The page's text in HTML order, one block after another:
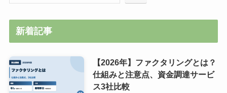
新着記事
【2026年】ファクタリングとは？
仕組みと注意点、資金調達サービ
ス3社比較